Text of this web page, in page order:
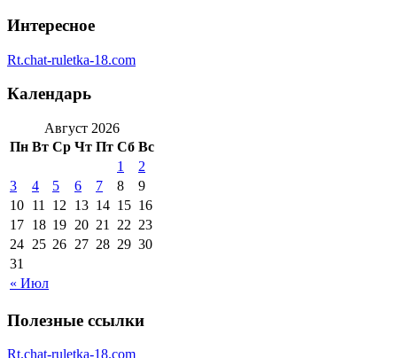
Интересное
Rt.chat-ruletka-18.com
Календарь
Август 2026
Пн Вт Ср Чт Пт Сб Вс
« Июл
1
2
3
4 5 6 7 8
9
10 11 12 13 14 15 16
17 18 19 20 21 22 23
24 25 26 27 28 29 30
31
Полезные ссылки
Rt.chat-ruletka-18.com